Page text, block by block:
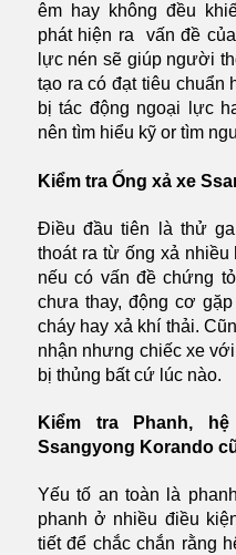
êm hay không đều
phát hiện ra vấn đề
lực nén sẽ giúp người
tạo ra có đạt tiêu chuẩn
bị tác động ngoại lực
nên tìm hiểu kỹ or tìm
Kiểm tra Ống xả xe
Điều đầu tiên là thử
thoát ra từ ống xả nhiều
nếu có vấn đề chứng
chưa thay, động cơ
cháy hay xả khí thải.
nhận nhưng chiếc xe
bị thủng bất cứ lúc nào.
Kiểm tra Phanh,
Ssangyong Korando
Yếu tố an toàn là
phanh ở nhiều điều
tiết để chắc chắn rằng